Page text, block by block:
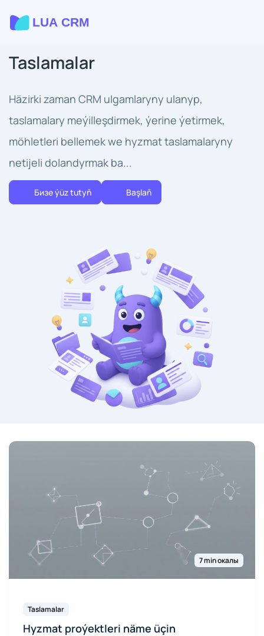
Taslamalar
Häzirki zaman CRM ulgamlaryny ulanyp,
taslamalary meýilleşdirmek, ýerine ýetirmek,
möhletleri bellemek we hyzmat taslamalaryny
netijeli dolandyrmak ba...
Бизе ýüz tutуň Başlaň
7 min окалы
Taslamalar
Hyzmat proýektleri näme üçin